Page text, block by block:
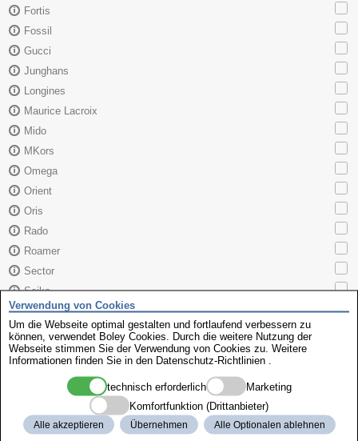
Fortis
Fossil
Gucci
Junghans
Longines
Maurice Lacroix
Mido
MKors
Omega
Orient
Oris
Rado
Roamer
Sector
Seiko
Skagen
TAG Heuer
Tissot
Citizen 4-S70568
Verwendung von Cookies
Um die Webseite optimal gestalten und fortlaufend verbessern zu
können, verwendet Boley Cookies. Durch die weitere Nutzung der
Webseite stimmen Sie der Verwendung von Cookies zu. Weitere
Informationen finden Sie in den Datenschutz-Richtlinien
technisch erforderlich
Marketing
Komfortfunktion (Drittanbieter)
Alle akzeptieren Übernehmen Alle Optionalen ablehnen